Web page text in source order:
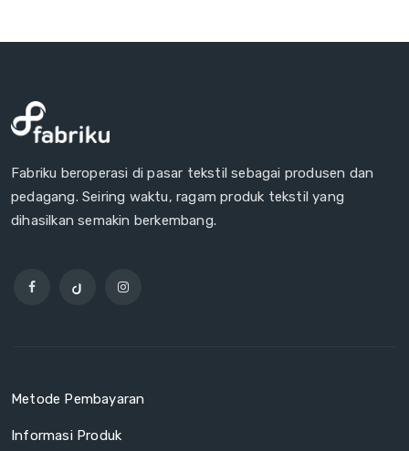
Fabriku beroperasi di pasar tekstil sebagai produsen dan
pedagang. Seiring waktu, ragam produk tekstil yang
dihasilkan semakin berkembang.
Metode Pembayaran
Informasi Produk